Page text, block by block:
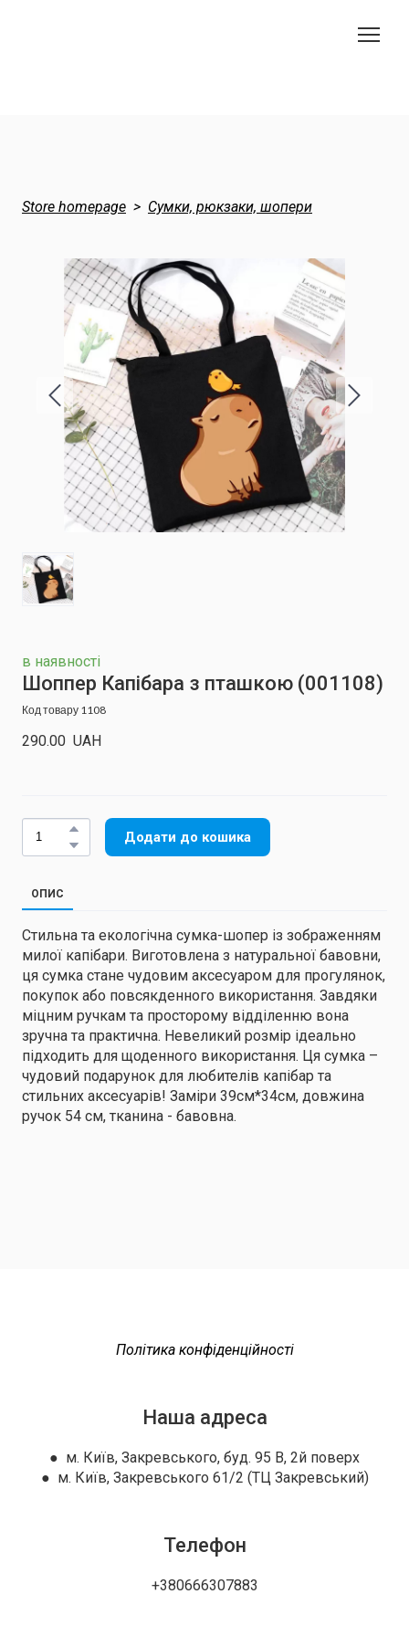
Store homepage Сумки, рюкзаки, шопери
в наявності
Шоппер Капібара з пташкою (001108)
Код товару 1108
290.00  UAH
Додати до кошика
ОПИС
Стильна та екологічна сумка-шопер із зображенням
милої капібари. Виготовлена з натуральної бавовни,
ця сумка стане чудовим аксесуаром для прогулянок,
покупок або повсякденного використання. Завдяки
міцним ручкам та просторому відділенню вона
зручна та практична. Невеликий розмір ідеально
підходить для щоденного використання. Ця сумка –
чудовий подарунок для любителів капібар та
стильних аксесуарів! Заміри 39см*34см, довжина
ручок 54 см, тканина - бавовна.
Політика конфіденційності
Наша адреса
● м. Київ, Закревського, буд. 95 В, 2й поверх
● м. Київ, Закревського 61/2 (ТЦ Закревський)
Телефон
+380666307883